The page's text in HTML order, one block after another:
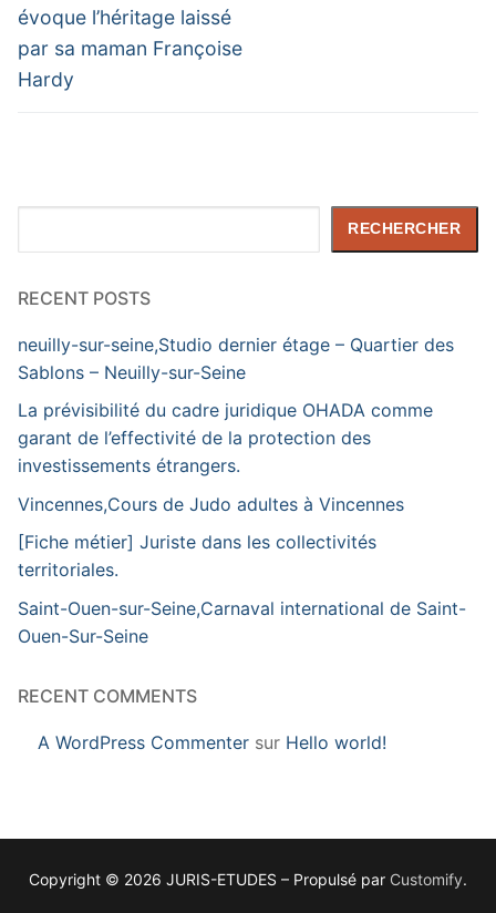
évoque l’héritage laissé
par sa maman Françoise
Hardy
RECHERCHER
RECENT POSTS
neuilly-sur-seine,Studio dernier étage – Quartier des
Sablons – Neuilly-sur-Seine
La prévisibilité du cadre juridique OHADA comme
garant de l’effectivité de la protection des
investissements étrangers.
Vincennes,Cours de Judo adultes à Vincennes
[Fiche métier] Juriste dans les collectivités
territoriales.
Saint-Ouen-sur-Seine,Carnaval international de Saint-
Ouen-Sur-Seine
RECENT COMMENTS
A WordPress Commenter sur Hello world!
Copyright © 2026 JURIS-ETUDES – Propulsé par Customify.